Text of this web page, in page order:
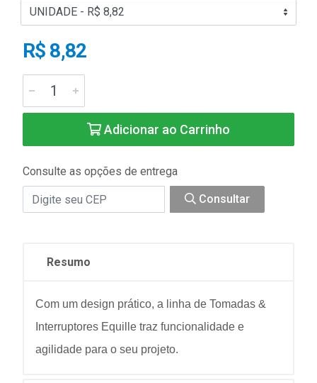
R$ 8,82
Adicionar ao Carrinho
Consulte as opções de entrega
Consultar
Resumo
Com um design prático, a linha de Tomadas &
Interruptores Equille traz funcionalidade e
agilidade para o seu projeto.